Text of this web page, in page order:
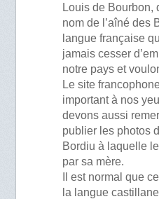
Louis de Bourbon,
nom de l’aîné des
langue française
jamais cesser
notre pays et
Le site
important à nos
devons aussi
publier les photos
Bordiu à laquelle
par sa mère.
Il est normal que
la langue